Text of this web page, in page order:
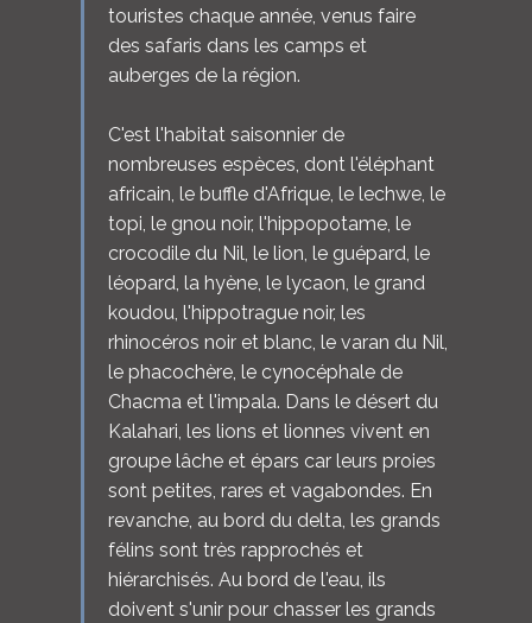
touristes chaque année, venus faire
des safaris dans les camps et
auberges de la région.
C'est l'habitat saisonnier de
nombreuses espèces, dont l'éléphant
africain, le buffle d'Afrique, le lechwe, le
topi, le gnou noir, l'hippopotame, le
crocodile du Nil, le lion, le guépard, le
léopard, la hyène, le lycaon, le grand
koudou, l'hippotrague noir, les
rhinocéros noir et blanc, le varan du Nil,
le phacochère, le cynocéphale de
Chacma et l'impala. Dans le désert du
Kalahari, les lions et lionnes vivent en
groupe lâche et épars car leurs proies
sont petites, rares et vagabondes. En
revanche, au bord du delta, les grands
félins sont très rapprochés et
hiérarchisés. Au bord de l'eau, ils
doivent s'unir pour chasser les grands